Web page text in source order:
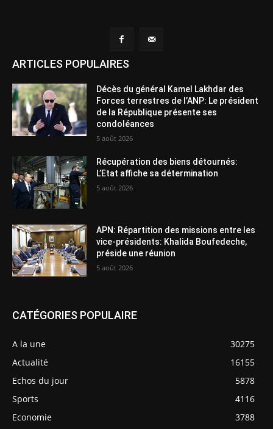
ARTICLES POPULAIRES
Décès du général Kamel Lakhdar des
Forces terrestres de l’ANP: Le président
de la République présente ses
condoléances
5 août 2026
Récupération des biens détournés:
L’Etat affiche sa détermination
5 août 2026
APN: Répartition des missions entre les
vice-présidents: Khalida Boufedeche,
préside une réunion
5 août 2026
CATÉGORIES POPULAIRE
A la une
30275
Actualité
16155
Echos du jour
5878
Sports
4116
Economie
3788